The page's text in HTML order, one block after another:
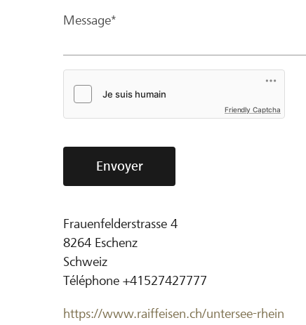
Message*
Friendly Captcha
Envoyer
Frauenfelderstrasse 4
8264 Eschenz
Schweiz
Téléphone +41527427777
https://www.raiffeisen.ch/untersee-rhein